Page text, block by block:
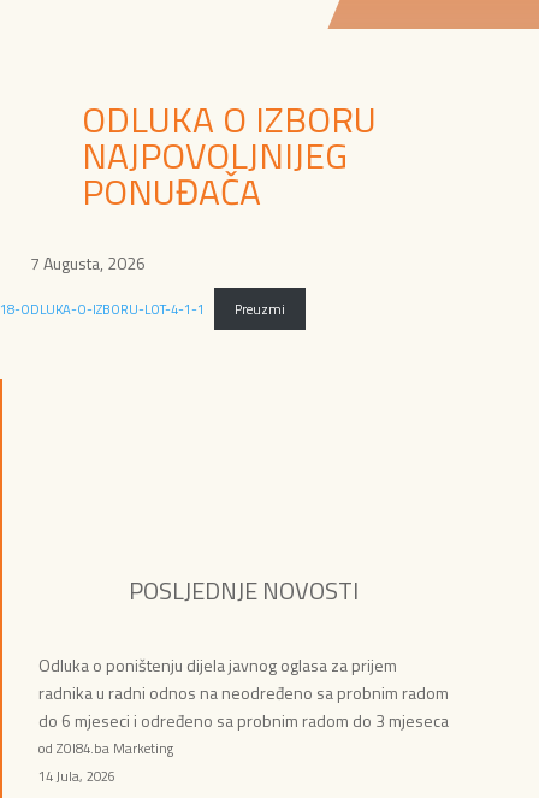
ODLUKA O IZBORU
NAJPOVOLJNIJEG
PONUĐAČA
7 Augusta, 2026
18-ODLUKA-O-IZBORU-LOT-4-1-1 Preuzmi
POSLJEDNJE NOVOSTI
Odluka o poništenju dijela javnog oglasa za prijem
radnika u radni odnos na neodređeno sa probnim radom
do 6 mjeseci i određeno sa probnim radom do 3 mjeseca
od ZOI84.ba Marketing
14 Jula, 2026